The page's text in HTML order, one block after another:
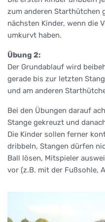
zum anderen Starthütchen
nächsten Kinder, wenn die
umkurvt haben.
Übung 2:
Der Grundablauf wird
gerade bis zur letzten
und am anderen
Bei den Übungen darauf
Stange gekreuzt und
Die Kinder sollen ferner
dribbeln, Stangen dürfen
Ball lösen, Mitspieler
vor (z.B. mit der Fußsohle,